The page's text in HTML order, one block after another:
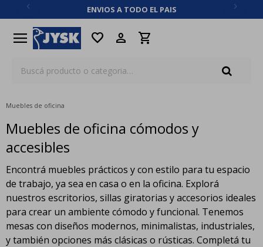
ENVIOS A TODO EL PAIS
menu favorite
Muebles de oficina
Muebles de oficina cómodos y
accesibles
Encontrá muebles prácticos y con estilo para tu espacio
de trabajo, ya sea en casa o en la oficina. Explorá
nuestros escritorios, sillas giratorias y accesorios ideales
para crear un ambiente cómodo y funcional. Tenemos
mesas con diseños modernos, minimalistas, industriales,
y también opciones más clásicas o rústicas. Completá tu
close